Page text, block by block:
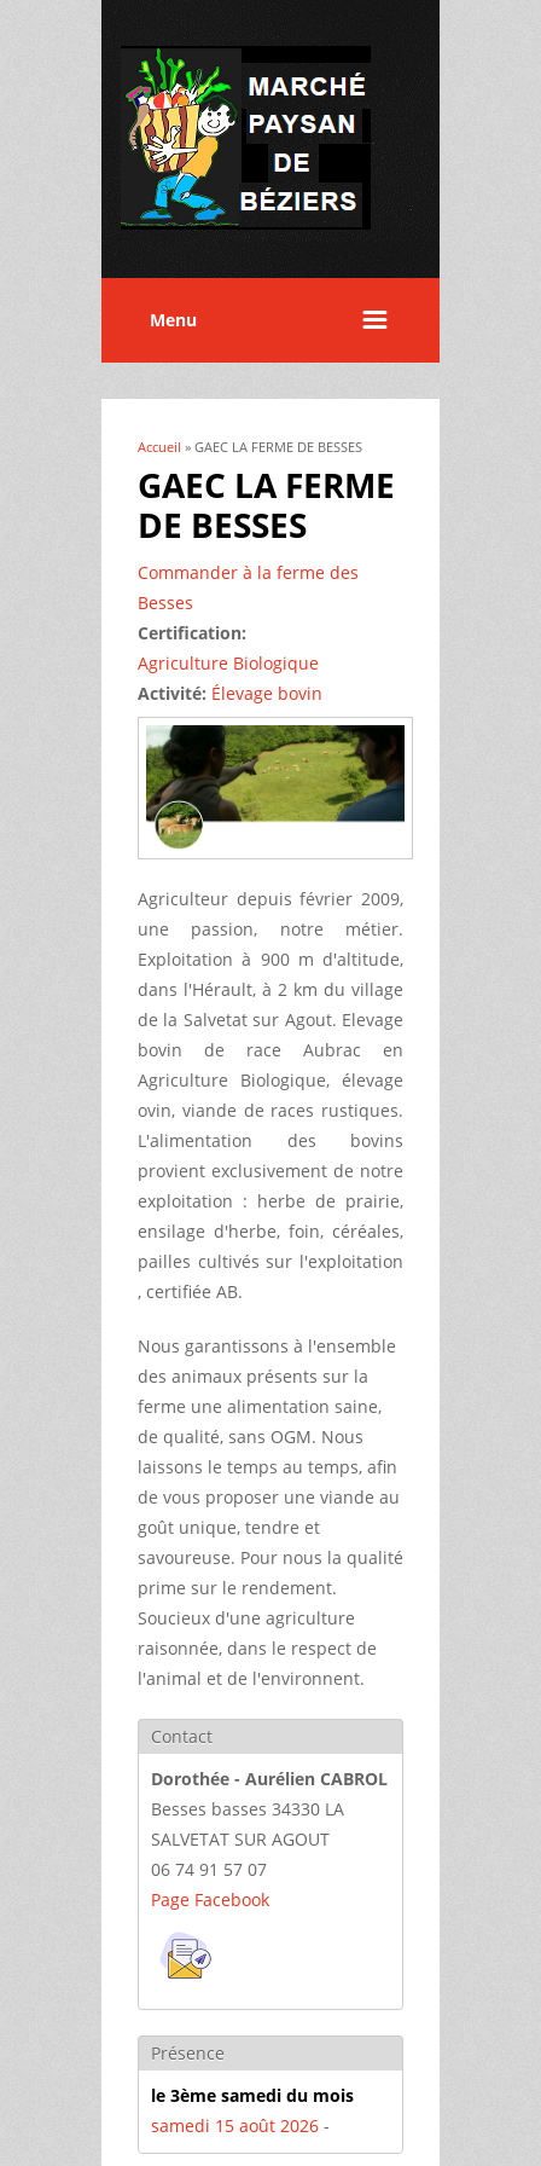
Menu
Vous êtes ici
Accueil » GAEC LA FERME DE BESSES
GAEC LA FERME
DE BESSES
Commander à la ferme des
Besses
Certification:
Agriculture Biologique
Activité: Élevage bovin
Agriculteur depuis février 2009,
une passion, notre métier.
Exploitation à 900 m d'altitude,
dans l'Hérault, à 2 km du village
de la Salvetat sur Agout. Elevage
bovin de race Aubrac en
Agriculture Biologique, élevage
ovin, viande de races rustiques.
L'alimentation des bovins
provient exclusivement de notre
exploitation : herbe de prairie,
ensilage d'herbe, foin, céréales,
pailles cultivés sur l'exploitation
, certifiée AB.
Nous garantissons à l'ensemble
des animaux présents sur la
ferme une alimentation saine,
de qualité, sans OGM. Nous
laissons le temps au temps, afin
de vous proposer une viande au
goût unique, tendre et
savoureuse. Pour nous la qualité
prime sur le rendement.
Soucieux d'une agriculture
raisonnée, dans le respect de
l'animal et de l'environnent.
Contact
Dorothée - Aurélien CABROL
Besses basses 34330 LA
SALVETAT SUR AGOUT
06 74 91 57 07
Page Facebook
Présence
le 3ème samedi du mois
samedi 15 août 2026 -